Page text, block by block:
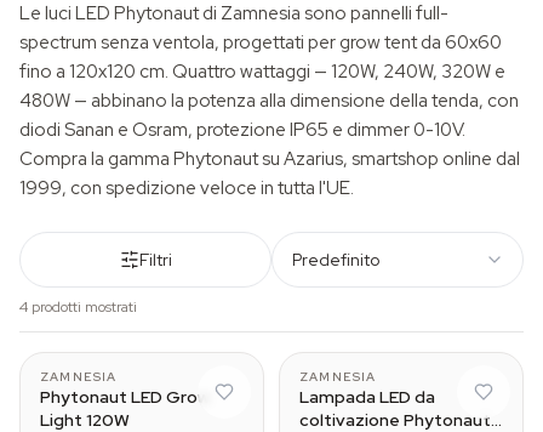
Le luci LED Phytonaut di Zamnesia sono pannelli full-
spectrum senza ventola, progettati per grow tent da 60x60
fino a 120x120 cm. Quattro wattaggi — 120W, 240W, 320W e
480W — abbinano la potenza alla dimensione della tenda, con
diodi Sanan e Osram, protezione IP65 e dimmer 0-10V.
Compra la gamma Phytonaut su Azarius, smartshop online dal
1999, con spedizione veloce in tutta l'UE.
Filtri Predefinito
4 prodotti mostrati
ZAMNESIA
Phytonaut LED Grow
Light 120W
ZAMNESIA
Lampada LED da
coltivazione Phytonaut